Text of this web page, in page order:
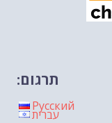
תרגום:
Русский
עברית